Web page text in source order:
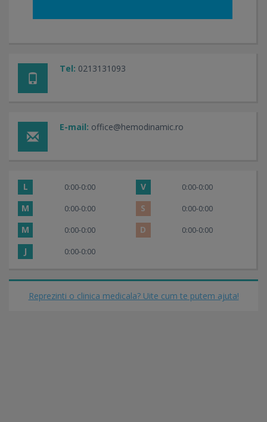
Tel: 0213131093
E-mail: office@hemodinamic.ro
L 0:00-0:00 V 0:00-0:00
M 0:00-0:00 S 0:00-0:00
M 0:00-0:00 D 0:00-0:00
J 0:00-0:00
Reprezinti o clinica medicala? Uite cum te putem ajuta!